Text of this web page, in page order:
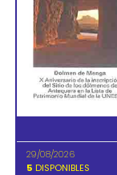
29/08/2026
5 DISPONIBLES